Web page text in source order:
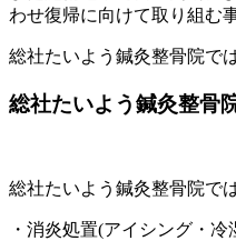
わせ復帰に向けて取り組む
総社たいよう鍼灸整骨院で
総社たいよう鍼灸整骨
総社たいよう鍼灸整骨院で
・消炎処置(アイシング・